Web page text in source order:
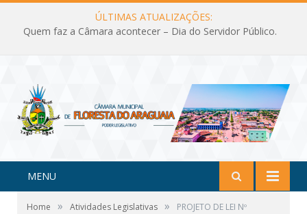
ÚLTIMAS ATUALIZAÇÕES:
Quem faz a Câmara acontecer – Dia do Servidor Público.
MENU
Home » Atividades Legislativas »
PROJETO DE LEI Nº